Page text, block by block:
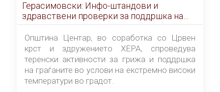
Герасимовски: Инфо-штандови и
здравствени проверки за поддршка на
граѓаните во услови на топлотен бран
Општина Центар, во соработка со Црвен
крст и здружението ХЕРА, спроведува
теренски активности за грижа и поддршка
на граѓаните во услови на екстремно високи
температури во градот.